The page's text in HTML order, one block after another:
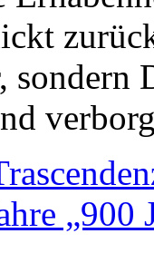
sondern
„900